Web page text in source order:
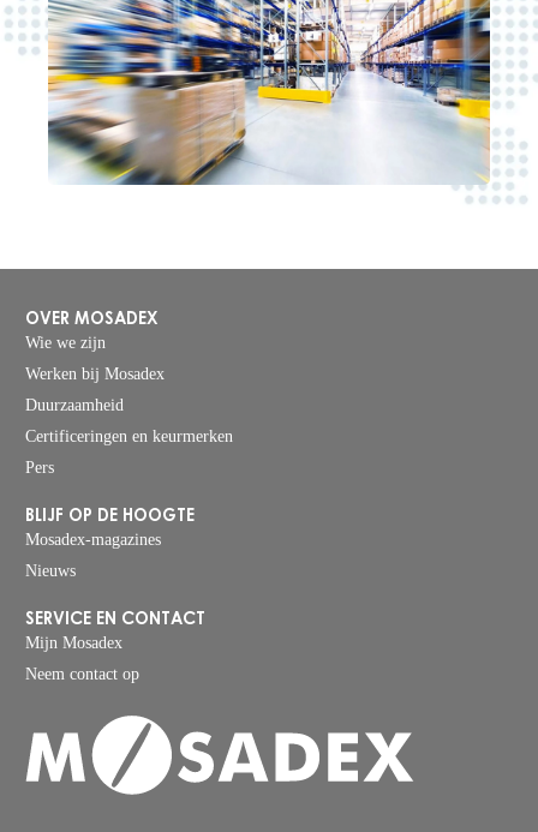
OVER MOSADEX
Wie we zijn
Werken bij Mosadex
Duurzaamheid
Certificeringen en keurmerken
Pers
BLIJF OP DE HOOGTE
Mosadex-magazines
Nieuws
SERVICE EN CONTACT
Mijn Mosadex
Neem contact op